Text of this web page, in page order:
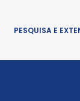
PESQUISA E